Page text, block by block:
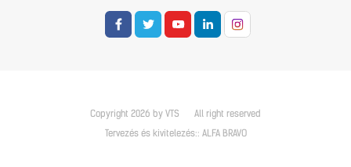
Copyright 2026 by VTS
All right reserved
Tervezés és kivitelezés:: ALFA BRAVO